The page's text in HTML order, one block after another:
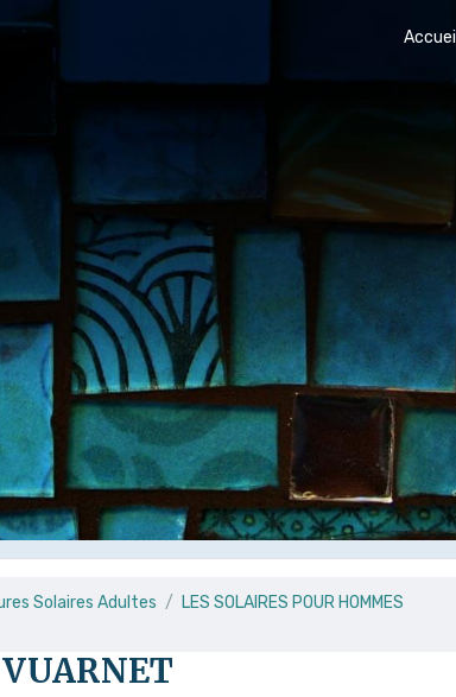
Accueil
Solaires Adultes
LES SOLAIRES POUR HOMMES